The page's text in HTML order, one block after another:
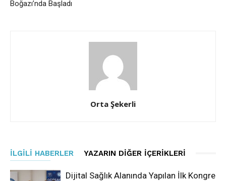
Boğazı’nda Başladı
Orta Şekerli
İLGILI HABERLER YAZARIN DIĞER İÇERIKLERI
Dijital Sağlık Alanında Yapılan İlk Kongre